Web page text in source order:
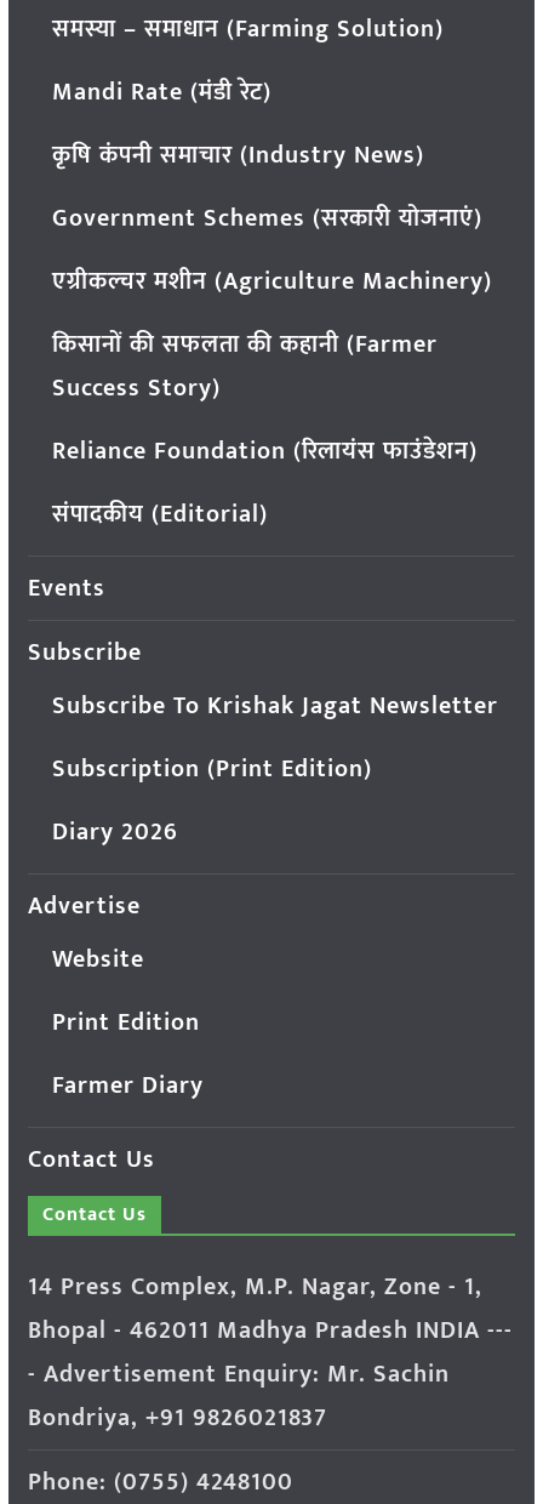
समस्या – समाधान (Farming Solution)
Mandi Rate (मंडी रेट)
कृषि कंपनी समाचार (Industry News)
Government Schemes (सरकारी योजनाएं)
एग्रीकल्चर मशीन (Agriculture Machinery)
किसानों की सफलता की कहानी (Farmer
Success Story)
Reliance Foundation (रिलायंस फाउंडेशन)
संपादकीय (Editorial)
Events
Subscribe
Subscribe To Krishak Jagat Newsletter
Subscription (Print Edition)
Diary 2026
Advertise
Website
Print Edition
Farmer Diary
Contact Us
Contact Us
14 Press Complex, M.P. Nagar, Zone - 1,
Bhopal - 462011 Madhya Pradesh INDIA ---
- Advertisement Enquiry: Mr. Sachin
Bondriya, +91 9826021837
Phone: (0755) 4248100